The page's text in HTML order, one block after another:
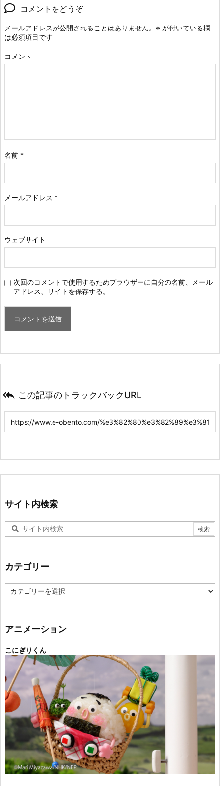
コメントをどうぞ
メールアドレスが公開されることはありません。 ※ が付いている欄
は必須項目です
コメント
名前 *
メールアドレス *
ウェブサイト
次回のコメントで使用するためブラウザーに自分の名前、メール
アドレス、サイトを保存する。
 この記事のトラックバックURL
サイト内検索
カテゴリー
テ
ー
アニメーション
こにぎりくん